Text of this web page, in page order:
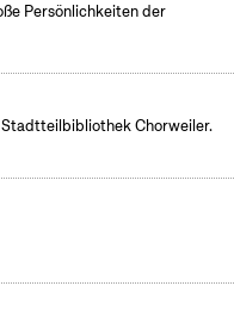
Persönlichkeiten der
Chorweiler.